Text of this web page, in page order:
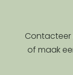
Contacteer
of maak